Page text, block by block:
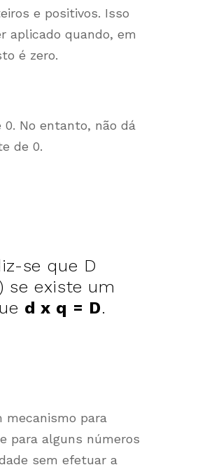
e positivos. Isso
aplicado quando, em
é zero.
No entanto, não dá
de 0.
se que D
se existe um
d x q = D.
mecanismo para
para alguns números
sem efetuar a